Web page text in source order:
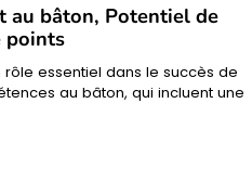
au bâton, Potentiel de
points
essentiel dans le succès de
au bâton, qui incluent une